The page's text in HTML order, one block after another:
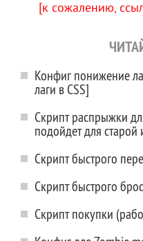
[к сожалению,
Конфиг понижение
лаги в CSS]
Скрипт распрыжки
подойдет для
Скрипт быстрого
Скрипт быстрого
Скрипт покупки